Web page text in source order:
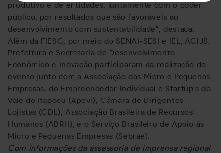
produtivo e de entidades, juntamente com o poder
público, por resultados que são favoráveis ao
desenvolvimento com sustentabilidade", destaca.
Além da FIESC, por meio do SENAI-SESI e IEL, ACIJS,
Prefeitura e Secretaria de Desenvolvimento
Econômico e Inovação participaram da realização do
evento junto com a Associação das Micro e Pequenas
Empresas, do Empreendedor Individual e Startup's do
Vale do Itapocu (Apevi), Câmara de Dirigentes
Lojistas (CDL), Associação Brasileira de Recursos
Humanos (ABRH), e o Serviço Brasileiro de Apoio às
Micro e Pequenas Empresas (Sebrae).
Com informações da assessoria de imprensa regional